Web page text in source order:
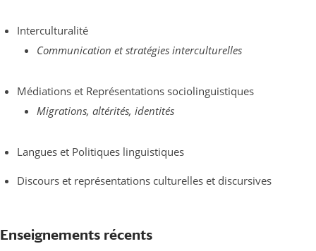
Interculturalité
Communication et stratégies interculturelles
Médiations et Représentations sociolinguistiques
Migrations, altérités, identités
Langues et Politiques linguistiques
Discours et représentations culturelles et discursives
Enseignements récents